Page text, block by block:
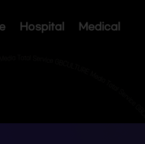
Hospital Medical